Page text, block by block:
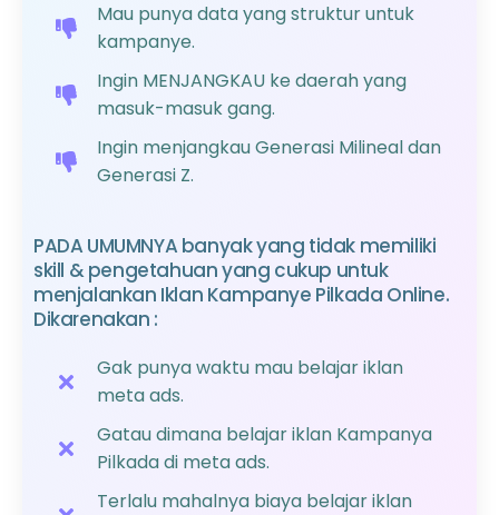
Mau punya data yang struktur untuk
kampanye.
Ingin MENJANGKAU ke daerah yang
masuk-masuk gang.
Ingin menjangkau Generasi Milineal dan
Generasi Z.
PADA UMUMNYA banyak yang tidak memiliki
skill & pengetahuan yang cukup untuk
menjalankan Iklan Kampanye Pilkada Online.
Dikarenakan :
Gak punya waktu mau belajar iklan
meta ads.
Gatau dimana belajar iklan Kampanya
Pilkada di meta ads.
Terlalu mahalnya biaya belajar iklan